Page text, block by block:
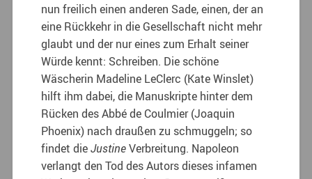
nun freilich einen anderen Sade, einen, der an
eine Rückkehr in die Gesellschaft nicht mehr
glaubt und der nur eines zum Erhalt seiner
Würde kennt: Schreiben. Die schöne
Wäscherin Madeline LeClerc (Kate Winslet)
hilft ihm dabei, die Manuskripte hinter dem
Rücken des Abbé de Coulmier (Joaquin
Phoenix) nach draußen zu schmuggeln; so
findet dieJustineVerbreitung. Napoleon
verlangt den Tod des Autors dieses infamen